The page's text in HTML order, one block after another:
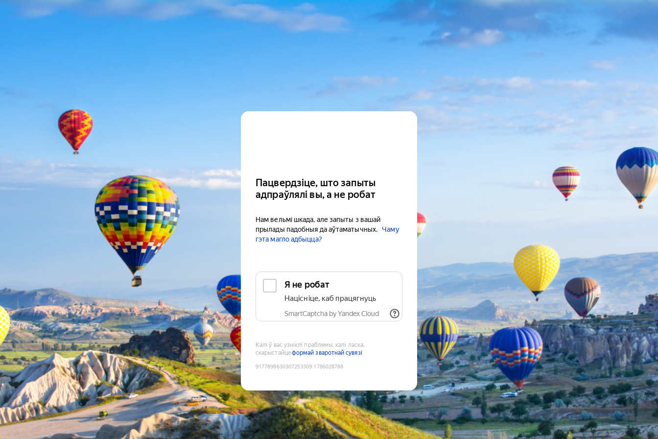
Пацвердзіце, што запыты
адпраўлялі вы, а не робат
Нам вельмі шкада, але запыты з вашай
прылады падобныя да аўтаматычных.
Чаму
гэта магло адбыцца?
Я не робат
Націсніце, каб працягнуць
SmartCaptcha by Yandex Cloud
Калі ў вас узніклі праблемы, калі ласка,
скарыстайцеформай зваротнай сувязі
9177898630307253309:1786028788